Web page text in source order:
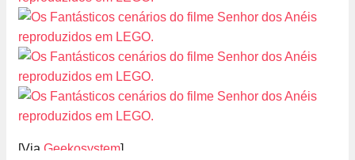
[Via Geekosystem]